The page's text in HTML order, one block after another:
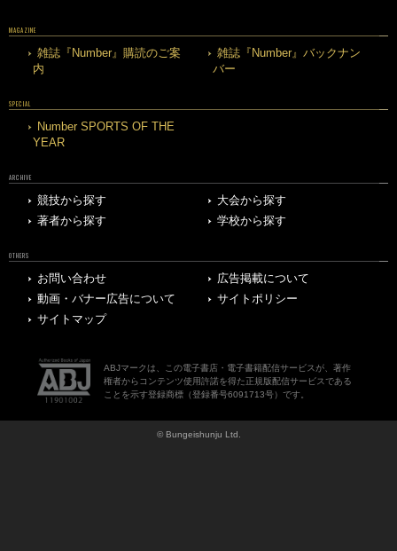
MAGAZINE
雑誌『Number』購読のご案
内
雑誌『Number』バックナン
バー
SPECIAL
Number SPORTS OF THE
YEAR
ARCHIVE
競技から探す
大会から探す
著者から探す
学校から探す
OTHERS
お問い合わせ
広告掲載について
動画・バナー広告について
サイトポリシー
サイトマップ
ABJマークは、この電子書店・電子書籍配信サービスが、著作
権者からコンテンツ使用許諾を得た正規版配信サービスである
ことを示す登録商標（登録番号6091713号）です。
© Bungeishunju Ltd.